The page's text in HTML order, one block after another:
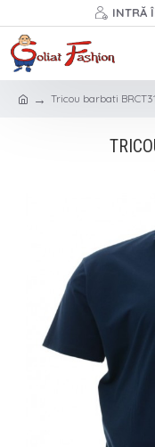
INTRĂ
Tricou barbati BRCT31